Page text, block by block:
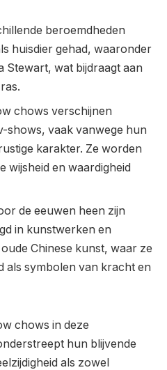
beroemdheden
huisdier gehad, waaronder
Stewart, wat bijdraagt aan
chows verschijnen
shows, vaak vanwege hun
karakter. Ze worden
wijsheid en waardigheid
de eeuwen heen zijn
in kunstwerken en
Chinese kunst, waar ze
als symbolen van kracht en
chows in deze
hun blijvende
als zowel